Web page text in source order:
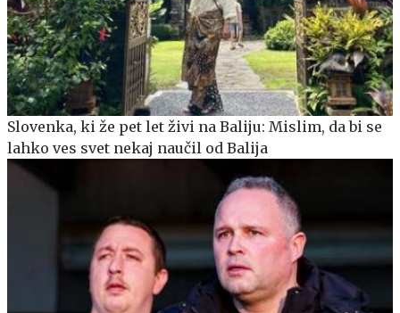
Slovenka, ki že pet let živi na Baliju: Mislim, da bi se
lahko ves svet nekaj naučil od Balija